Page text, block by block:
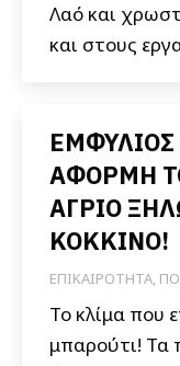
Λαό και
και στους
ΑΦΟΡΜΗ
ΑΓΡΙΟ
ΚΟΚΚΙΝΟ!
ΕΠΙΚΑΙΡΟΤΗΤΑ,
Το κλίμα που
μπαρούτι! Τα